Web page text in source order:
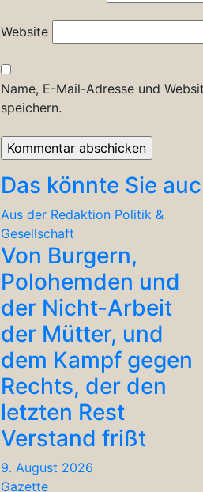
Website
Name, E-Mail-Adresse und
speichern.
Das könnte Sie
Aus der Redaktion Politik &
Gesellschaft
Von Burgern,
Polohemden und
der Nicht-Arbeit
der Mütter, und
dem Kampf gegen
Rechts, der den
letzten Rest
Verstand frißt
9. August 2026
Gazette